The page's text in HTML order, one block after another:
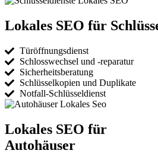
Lokales SEO für
Türöffnungsdienst
Schlosswechsel und -reparatur
Sicherheitsberatung
Schlüsselkopien und Duplikate
Notfall-Schlüsseldienst
Lokales SEO für
Autohäuser